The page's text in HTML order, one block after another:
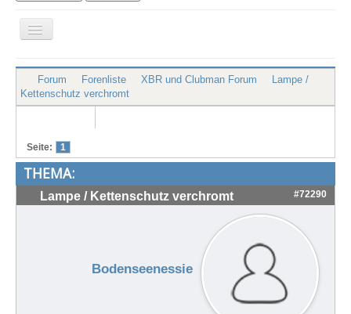
Navigation
an/aus
XBR.de
Technik
Treffen & Touren
Cafe-Ecke
Suche
Forum Forenliste XBR und Clubman Forum
Lampe /
Kettenschutz verchromt
Seite: 1
THEMA:
Lampe / Kettenschutz verchromt #72290
Bodenseenessie